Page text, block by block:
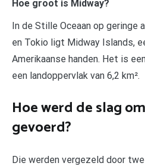
Hoe groot is Midway?
In de Stille Oceaan op geringe
en Tokio ligt Midway Islands,
Amerikaanse handen. Het is
een landoppervlak van 6,2 km².
Hoe werd de slag
gevoerd?
Die werden vergezeld door